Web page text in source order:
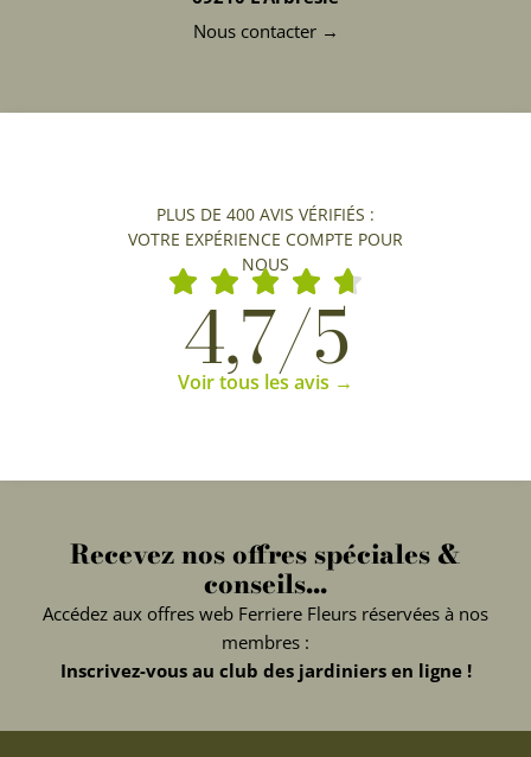
Nous contacter →
PLUS DE 400 AVIS VÉRIFIÉS :
VOTRE EXPÉRIENCE COMPTE POUR
NOUS
4,7/5
Voir tous les avis →
Recevez nos offres spéciales &
conseils...
Accédez aux offres web Ferriere Fleurs réservées à nos
membres :
Inscrivez-vous au club des jardiniers en ligne !